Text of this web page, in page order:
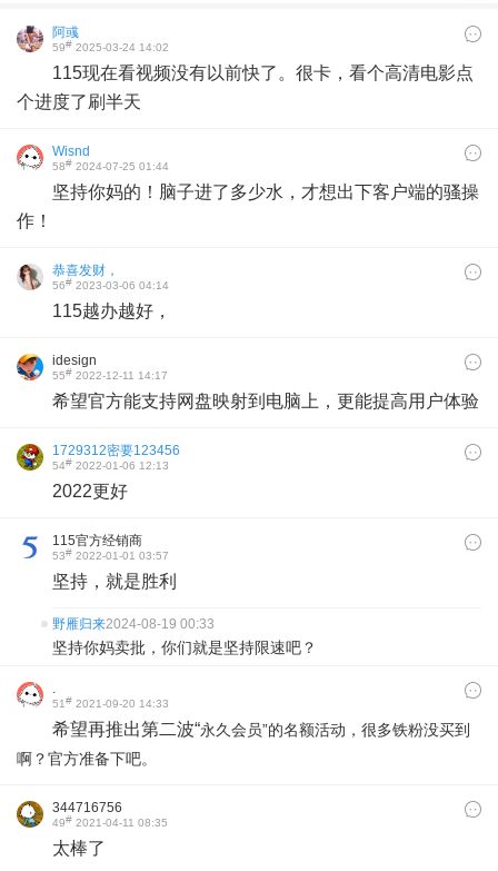
阿彧
59# 2025-03-24 14:02
115现在看视频没有以前快了。很卡，看个高清电影点
个进度了刷半天
Wisnd
58# 2024-07-25 01:44
坚持你妈的！脑子进了多少水，才想出下客户端的骚操
作！
恭喜发财，
56# 2023-03-06 04:14
115越办越好，
idesign
55# 2022-12-11 14:17
希望官方能支持网盘映射到电脑上，更能提高用户体验
1729312密要123456
54# 2022-01-06 12:13
2022更好
115官方经销商
53# 2022-01-01 03:57
坚持，就是胜利
野雁归来2024-08-19 00:33
坚持你妈卖批，你们就是坚持限速吧？
51# 2021-09-20 14:33
希望再推出第二波“永久会员”的名额活动，很多铁粉没买到
啊？官方准备下吧。
344716756
49# 2021-04-11 08:35
太棒了